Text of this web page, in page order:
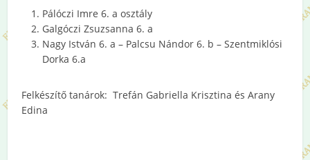
Pálóczi Imre 6. a osztály
Galgóczi Zsuzsanna 6. a
Nagy István 6. a – Palcsu Nándor 6. b – Szentmiklósi
Dorka 6.a
Felkészítő tanárok: Trefán Gabriella Krisztina és Arany
Edina